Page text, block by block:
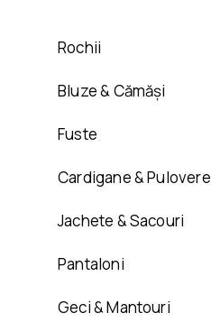
Rochii
Bluze & Cămăși
Fuste
Cardigane & Pulovere
Jachete & Sacouri
Pantaloni
Geci & Mantouri